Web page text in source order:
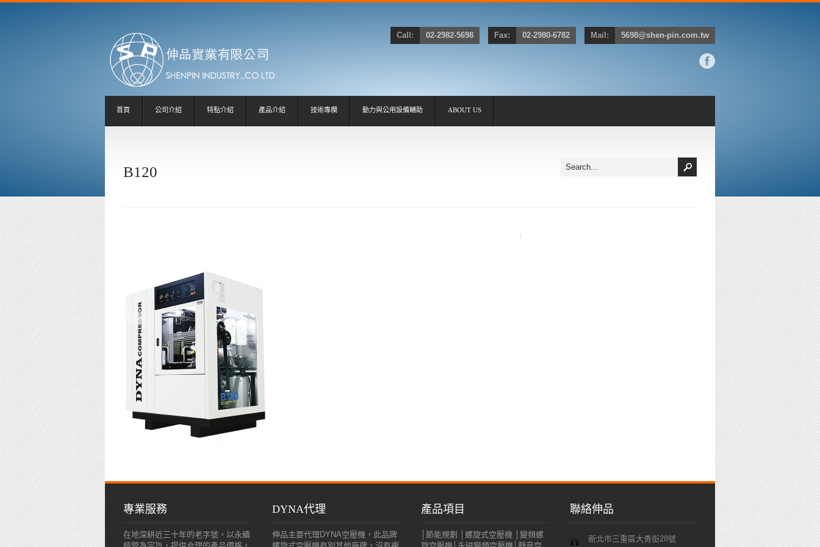
Call: 02-2982-5698 Fax: 02-2980-6782 Mail: 5698@shen-pin.com.tw
首頁 公司介紹 特點介紹 產品介紹 技術專欄 動力與公用設備輔助 ABOUT US
B120
專業服務
在地深耕近三十年的老字號，以永續
DYNA代理
伸品主要代理DYNA空壓機，此品牌
產品項目
│節能規劃 │螺旋式空壓機 │變頻螺
聯絡伸品
新北市三重區大勇街28號